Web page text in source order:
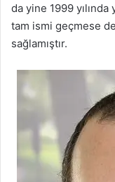
da yine 1999 yılında
tam ismi geçmese
sağlamıştır.